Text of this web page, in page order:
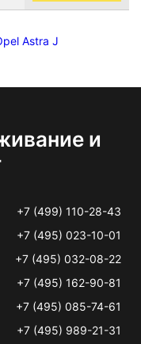
Astra J
и
+7 (499) 110-28-43
+7 (495) 023-10-01
+7 (495) 032-08-22
+7 (495) 162-90-81
+7 (495) 085-74-61
+7 (495) 989-21-31